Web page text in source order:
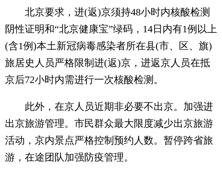
北京要求，进(返)京须持48小时内核酸检测
阴性证明和“北京健康宝”绿码，14日内有1例以上
(含1例)本土新冠病毒感染者所在县(市、区、旗)
旅居史人员严格限制进(返)京，进返京人员在抵
京后72小时内需进行一次核酸检测。
此外，在京人员近期非必要不出京。加强进
出京旅游管理。市民群众最大限度减少出京旅游
活动，京内景点严格控制预约人数。暂停跨省旅
游，在途团队加强防疫管理。